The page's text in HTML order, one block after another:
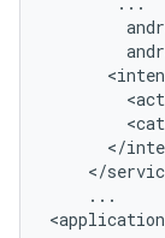
...